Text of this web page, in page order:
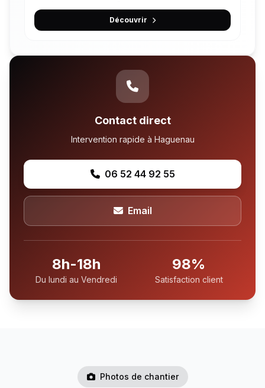
Découvrir
Contact direct
Intervention rapide à Haguenau
06 52 44 92 55
Email
8h-18h
Du lundi au Vendredi
98%
Satisfaction client
Photos de chantier